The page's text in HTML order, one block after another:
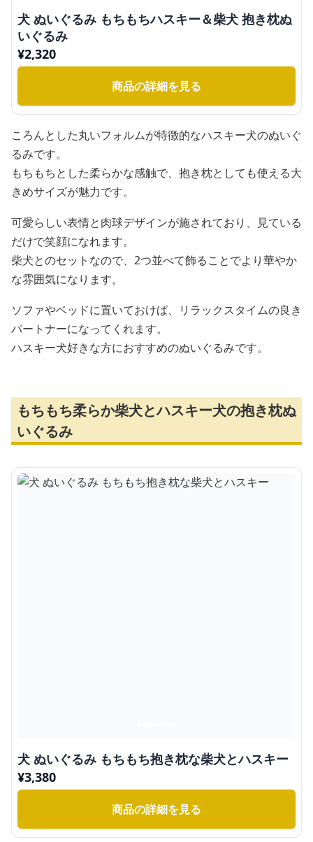
犬 ぬいぐるみ もちもちハスキー＆柴犬 抱き枕ぬ
いぐるみ
¥2,320
商品の詳細を見る
ころんとした丸いフォルムが特徴的なハスキー犬のぬいぐ
るみです。
もちもちとした柔らかな感触で、抱き枕としても使える大
きめサイズが魅力です。
可愛らしい表情と肉球デザインが施されており、見ている
だけで笑顔になれます。
柴犬とのセットなので、2つ並べて飾ることでより華やか
な雰囲気になります。
ソファやベッドに置いておけば、リラックスタイムの良き
パートナーになってくれます。
ハスキー犬好きな方におすすめのぬいぐるみです。
もちもち柔らか柴犬とハスキー犬の抱き枕ぬ
いぐるみ
犬 ぬいぐるみ もちもち抱き枕な柴犬とハスキー
¥3,380
商品の詳細を見る